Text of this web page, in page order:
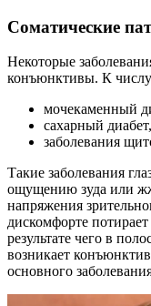
Соматические
Некоторые
конъюнктивы. К числу
мочекаменный
сахарный диабет,
заболевания
Такие заболевания
ощущению зуда или
напряжения
дискомфорте
результате чего в
возникает
основного